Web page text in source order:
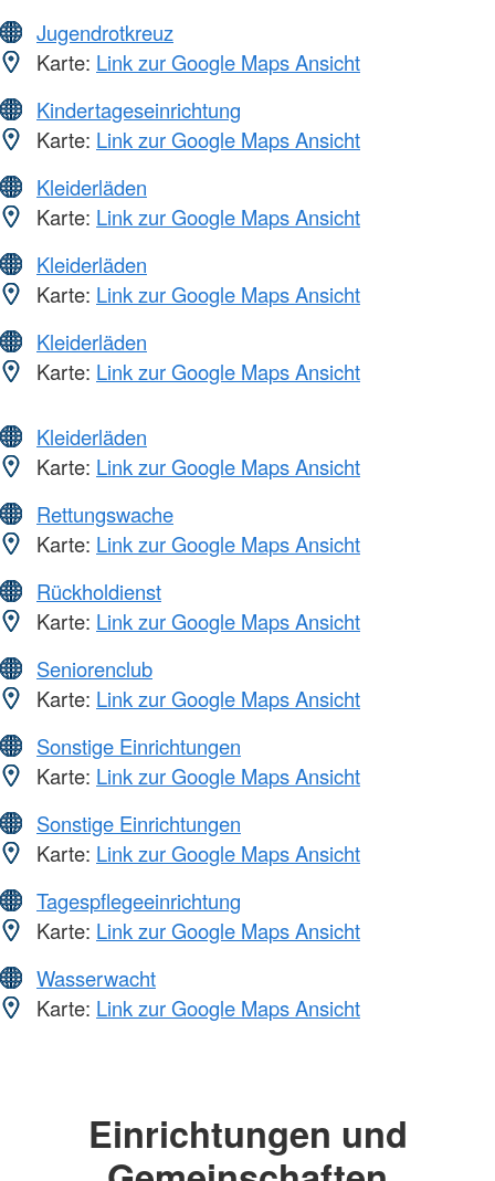
Jugendrotkreuz
Karte: Link zur Google Maps Ansicht
Kindertageseinrichtung
Karte: Link zur Google Maps Ansicht
Kleiderläden
Karte: Link zur Google Maps Ansicht
Kleiderläden
Karte: Link zur Google Maps Ansicht
Kleiderläden
Karte: Link zur Google Maps Ansicht
Kleiderläden
Karte: Link zur Google Maps Ansicht
Rettungswache
Karte: Link zur Google Maps Ansicht
Rückholdienst
Karte: Link zur Google Maps Ansicht
Seniorenclub
Karte: Link zur Google Maps Ansicht
Sonstige Einrichtungen
Karte: Link zur Google Maps Ansicht
Sonstige Einrichtungen
Karte: Link zur Google Maps Ansicht
Tagespflegeeinrichtung
Karte: Link zur Google Maps Ansicht
Wasserwacht
Karte: Link zur Google Maps Ansicht
Einrichtungen und